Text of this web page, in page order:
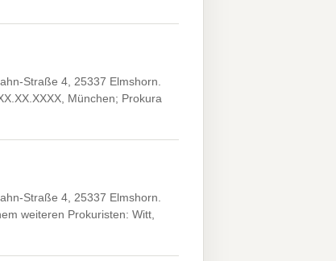
Straße 4, 25337 Elmshorn.
München; Prokura
Straße 4, 25337 Elmshorn.
weiteren Prokuristen: Witt,